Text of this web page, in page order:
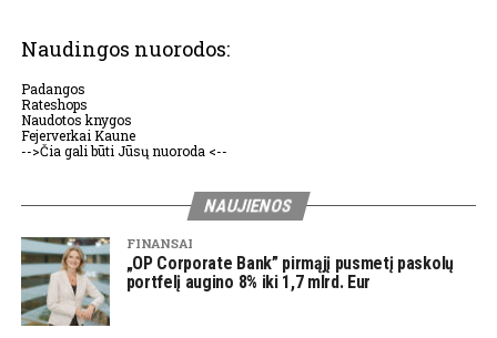
Naudingos nuorodos:
Padangos
Rateshops
Naudotos knygos
Fejerverkai Kaune
-->Čia gali būti Jūsų nuoroda <--
NAUJIENOS
FINANSAI
„OP Corporate Bank” pirmąjį pusmetį paskolų
portfelį augino 8% iki 1,7 mlrd. Eur